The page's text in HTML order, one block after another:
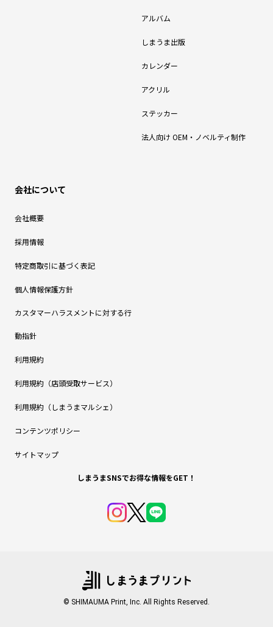
アルバム
しまうま出版
カレンダー
アクリル
ステッカー
法人向け OEM・ノベルティ制作
会社について
会社概要
採用情報
特定商取引に基づく表記
個人情報保護方針
カスタマーハラスメントに対する行
動指針
利用規約
利用規約（店頭受取サービス）
利用規約（しまうまマルシェ）
コンテンツポリシー
サイトマップ
しまうまSNSでお得な情報をGET！
© SHIMAUMA Print, Inc. All Rights Reserved.